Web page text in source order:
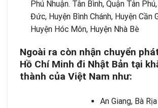
Phú Nhuận. Tân Bình, Quận Tân
Đức, Huyện Bình Chánh, Huyện Cần
Huyện Hóc Môn, Huyện Nhà Bè
Ngoài ra còn nhận chuyển
Hồ Chí Minh đi Nhật Bản tại
thành của Việt Nam như:
An Giang, Bà